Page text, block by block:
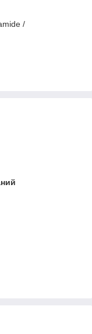
/